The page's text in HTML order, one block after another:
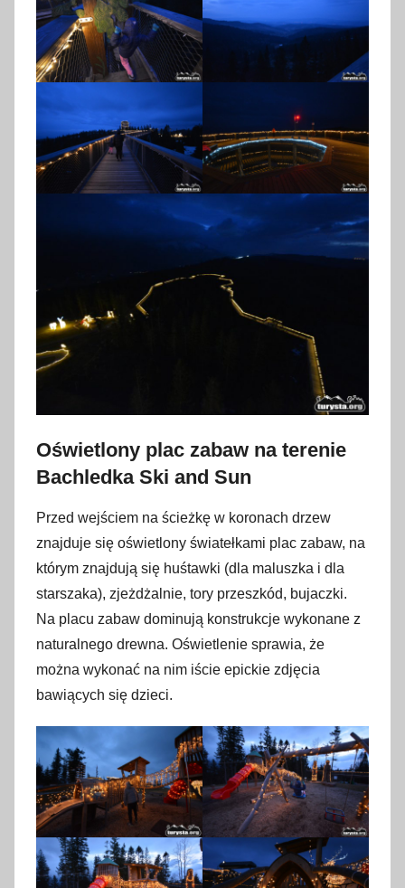
Oświetlony plac zabaw na terenie
Bachledka Ski and Sun
Przed wejściem na ścieżkę w koronach drzew
znajduje się oświetlony światełkami plac zabaw, na
którym znajdują się huśtawki (dla maluszka i dla
starszaka), zjeżdżalnie, tory przeszkód, bujaczki.
Na placu zabaw dominują konstrukcje wykonane z
naturalnego drewna. Oświetlenie sprawia, że
można wykonać na nim iście epickie zdjęcia
bawiących się dzieci.